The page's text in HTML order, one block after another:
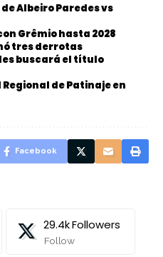
Albeiro Paredes vs
Grêmio hasta 2028
tres derrotas
buscará el título
de Patinaje en
Facebook
29.4kFollowers
Follow